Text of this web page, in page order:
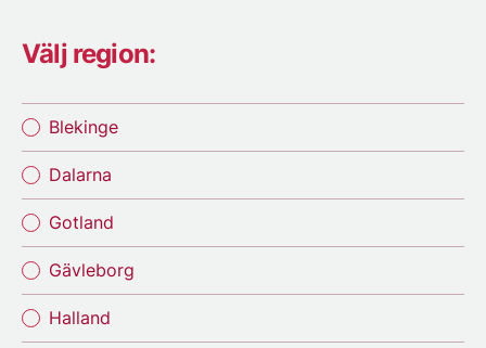
Välj region:
Blekinge
Dalarna
Gotland
Gävleborg
Halland